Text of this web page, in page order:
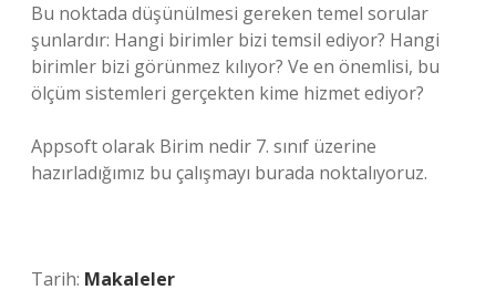
Bu noktada düşünülmesi gereken temel sorular
şunlardır: Hangi birimler bizi temsil ediyor? Hangi
birimler bizi görünmez kılıyor? Ve en önemlisi, bu
ölçüm sistemleri gerçekten kime hizmet ediyor?
Appsoft olarak Birim nedir 7. sınıf üzerine
hazırladığımız bu çalışmayı burada noktalıyoruz.
Tarih: Makaleler